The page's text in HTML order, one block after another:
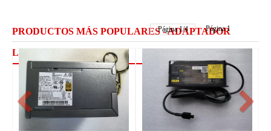
PRODUCTOS MÁS POPULARES - ADAPTADOR
LENOVO
Página1/4 Página 1